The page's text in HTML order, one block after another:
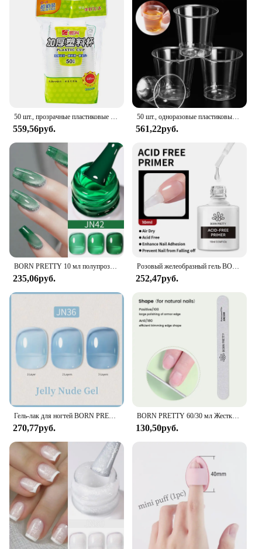
50 шт., прозрачные пластиковые одноразовые стаканчики, стаканы для вечеринок, стаканы для вина, чая, кофе, желейные чашки для мороженого, чашка для мороженого на день рождения
559,56руб.
50 шт., одноразовые пластиковые мини-стаканы
561,22руб.
BORN PRETTY 10 мл полупрозрачный желе телесный гель-лак для ногтей красочный лак полуперманентный УФ-светодиодный маникюрный гель для дизайна ногтей
235,06руб.
Розовый желеобразный гель BORN PRETTY 10 мл, лак для ногтей телесного цвета, гель для быстрого наращивания, стойкий строительный Гель-лак для дизайна ногтей, маникюр
252,47руб.
Гель-лак для ногтей BORN PRETTY 10 мл Блестящий розовый телесный полуперманентный Прозрачный Полупрозрачный Гель-лак для ногтей Varnis
270,77руб.
BORN PRETTY 60/30 мл Жесткий желейный гель-лак для наращивания ногтей Французские ногти телесного цвета Розовый Белый Прозрачный гель для наращивания ногтей
130,50руб.